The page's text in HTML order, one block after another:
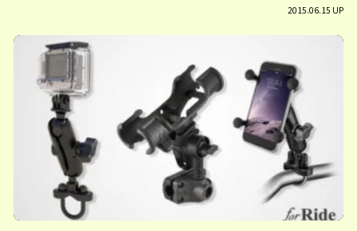
2015.06.15 UP